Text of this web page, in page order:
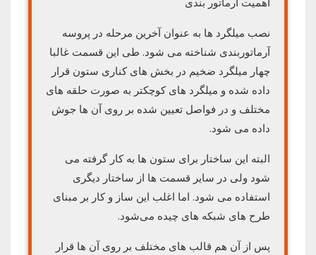
نصب میلگرد ها به عنوان آخرین مرحله در پروسه
آرماتوربندی شناخته می شود. طی این قسمت غالبا
چهار میلگرد ضخیم در بخش های کناری ستون قرار
داده شده و میلگرد های کوچکتر به صورت حلقه های
مختلف و در فواصل تعیین شده بر روی آن ها جوش
داده می شود.
البته این ساختار برای ستون ها به کار گرفته می
شود ولی در سایر قسمت ها از ساختار دیگری
استفاده می شود. اما اغلب این ساز و کار بر مبنای
طرح های شبکه های چیده می‌شود.
پس از آن هم قالب های مختلف بر روی آن ها قرار